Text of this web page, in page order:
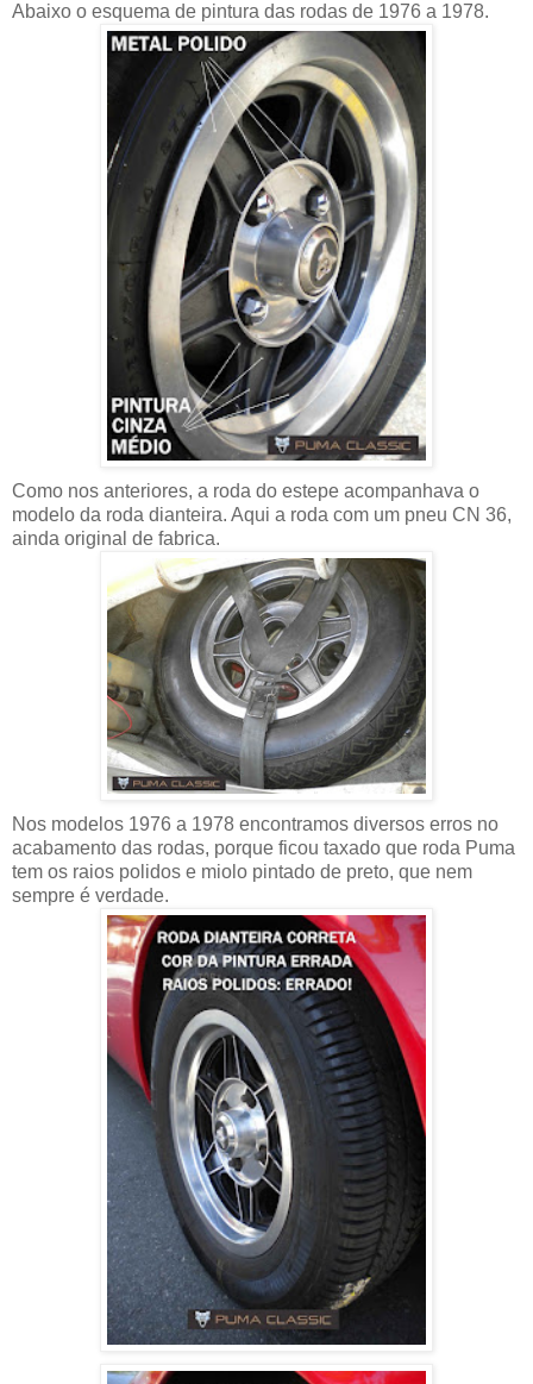
Abaixo o esquema de pintura das rodas de 1976 a 1978.
Como nos anteriores, a roda do estepe acompanhava o
modelo da roda dianteira. Aqui a roda com um pneu CN 36,
ainda original de fabrica.
Nos modelos 1976 a 1978 encontramos diversos erros no
acabamento das rodas, porque ficou taxado que roda Puma
tem os raios polidos e miolo pintado de preto, que nem
sempre é verdade.